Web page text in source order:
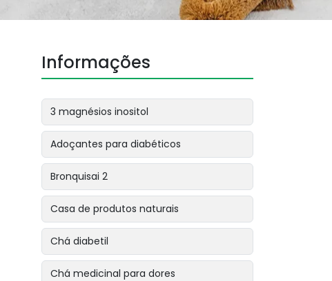
Informações
3 magnésios inositol
Adoçantes para diabéticos
Bronquisai 2
Casa de produtos naturais
Chá diabetil
Chá medicinal para dores